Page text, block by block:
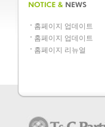
홈페이지 업데이트
홈페이지 업데이트
홈페이지 리뉴얼